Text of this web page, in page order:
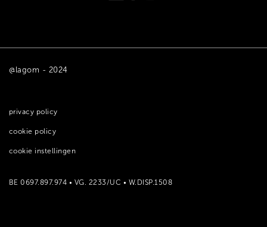
@lagom - 2024
privacy policy
cookie policy
cookie instellingen
BE 0697.897.974 • VG. 2233/UC • W.DISP.1508